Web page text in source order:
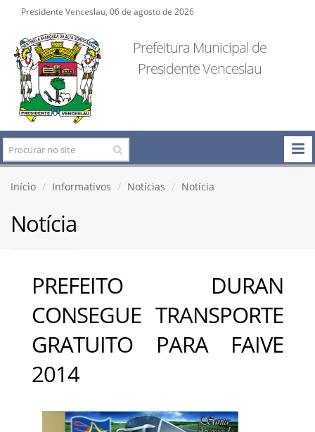
Presidente Venceslau, 06 de agosto de 2026
Prefeitura Municipal de
Presidente Venceslau
Início Informativos Notícias Notícia
Notícia
PREFEITO DURAN
CONSEGUE TRANSPORTE
GRATUITO PARA FAIVE
2014